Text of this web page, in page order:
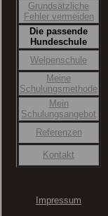
Grundsätzliche
Fehler vermeiden
Die passende
Hundeschule
Welpenschule
Meine
Schulungsmethode
Mein
Schulungsangebot
Referenzen
Kontakt
Impressum